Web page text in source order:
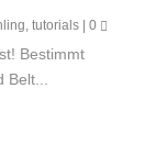
,tutorials |0
Bestimmt